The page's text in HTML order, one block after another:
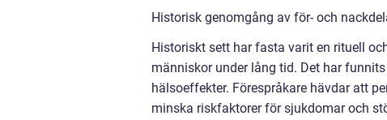
Historisk genomgång av för- och
Historiskt sett har fasta varit en rituell
människor under lång tid. Det har
hälsoeffekter. Förespråkare hävdar att
minska riskfaktorer för sjukdomar och